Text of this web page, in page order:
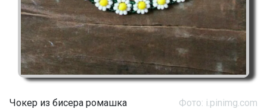
Чокер из бисера ромашка Фото: i.pinimg.com